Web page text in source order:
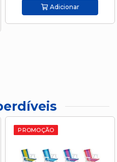
Adicionar
PROMOÇÃO